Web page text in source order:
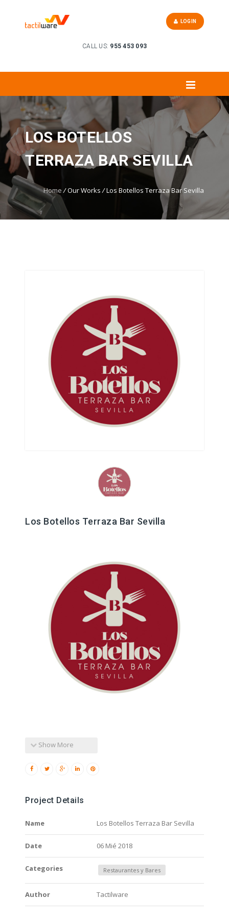
CALL US: 955 453 093
LOGIN
LOS BOTELLOS
TERRAZA BAR SEVILLA
Home /Our Works/Los Botellos Terraza Bar Sevilla
Los Botellos Terraza Bar Sevilla
Show More
Project Details
Name Los Botellos Terraza Bar Sevilla
Date 06 Mié 2018
Categories Restaurantes y Bares
Author Tactilware